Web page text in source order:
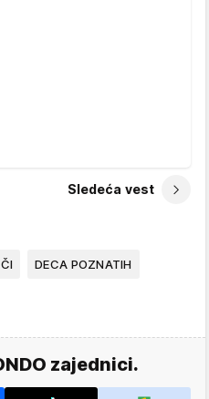
Sledeća vest
DECA POZNATIH
zajednici.